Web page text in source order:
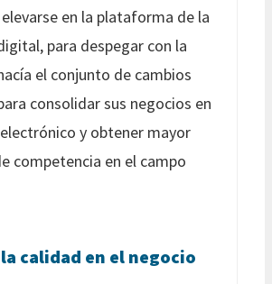
en la plataforma de la
para despegar con la
el conjunto de cambios
consolidar sus negocios en
y obtener mayor
competencia en el campo
calidad en el negocio